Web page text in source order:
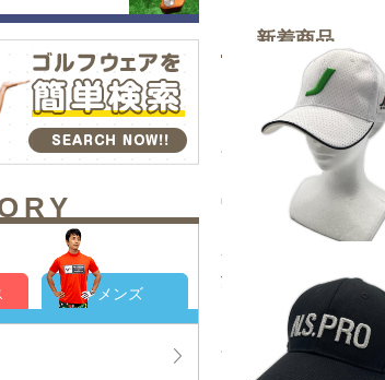
メンズ
新着商品
中古 キャップ フリー 白
ト ｊBEAM 立体刺しゅ
サイドワッペン シンプル
¥2,750 税込